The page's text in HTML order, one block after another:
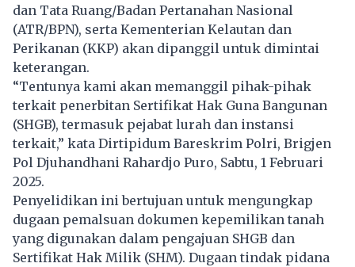
dan Tata Ruang/Badan Pertanahan Nasional
(ATR/BPN), serta Kementerian Kelautan dan
Perikanan (KKP) akan dipanggil untuk dimintai
keterangan.
“Tentunya kami akan memanggil pihak-pihak
terkait penerbitan Sertifikat Hak Guna Bangunan
(SHGB), termasuk pejabat lurah dan instansi
terkait,” kata Dirtipidum Bareskrim Polri, Brigjen
Pol Djuhandhani Rahardjo Puro, Sabtu, 1 Februari
2025.
Penyelidikan ini bertujuan untuk mengungkap
dugaan pemalsuan dokumen kepemilikan tanah
yang digunakan dalam pengajuan SHGB dan
Sertifikat Hak Milik (SHM). Dugaan tindak pidana